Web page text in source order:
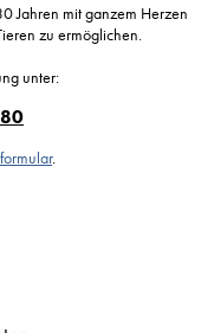
Jahren mit ganzem Herzen
zu ermöglichen.
unter:
.